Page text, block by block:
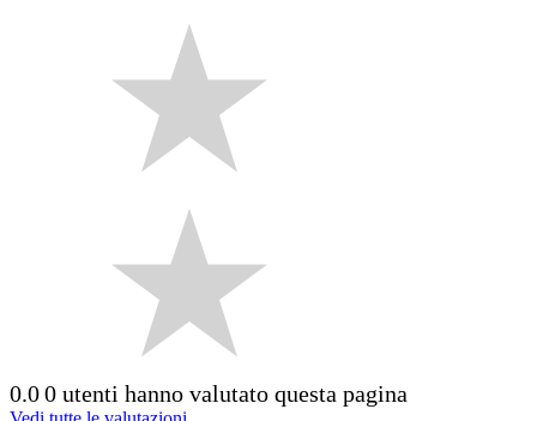
0.00 utenti hanno valutato questa pagina